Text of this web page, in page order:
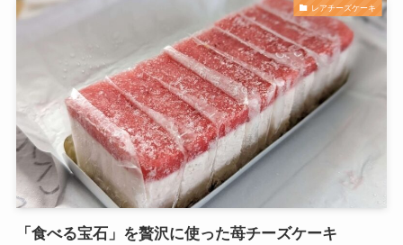
レアチーズケーキ
「食べる宝石」を贅沢に使った苺チーズケーキ